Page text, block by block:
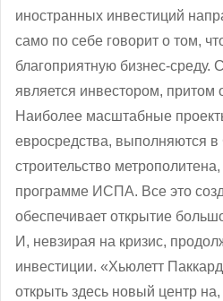
иностранных инвестиций
само по себе говорит о том,
благоприятную бизнес-среду.
является инвестором, притом
Наиболее масштабные
евросредства, выполняются
строительство
программе ИСПА. Все это
обеспечивает открытие
И, невзирая на кризис,
инвестиции. «Хьюлетт
открыть здесь новый центр